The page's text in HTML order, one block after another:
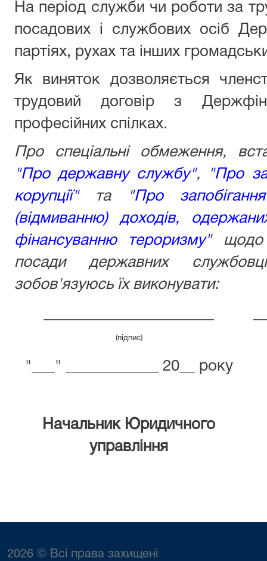
На період служби чи роботи за
посадових і службових осіб
партіях, рухах та інших
Як виняток дозволяється
трудовий договір з
професійних спілках.
Про спеціальні обмеження,
"Про державну службу",
"Про
корупції"та
"Про
(відмиванню) доходів,
фінансуванню тероризму"щодо
посади державних
зобов'язуюсь їх виконувати:
(підпис)
"___" ____________ 20__ року
Начальник Юридичного
управління
2026 © Всі права захищені